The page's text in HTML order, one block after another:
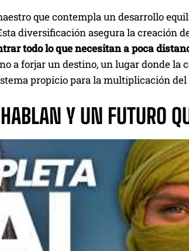
que contempla un desarrollo
diversificación asegura la creación
todo lo que necesitan a poca
a forjar un destino, un lugar donde la
propicio para la multiplicación
Y UN FUTURO